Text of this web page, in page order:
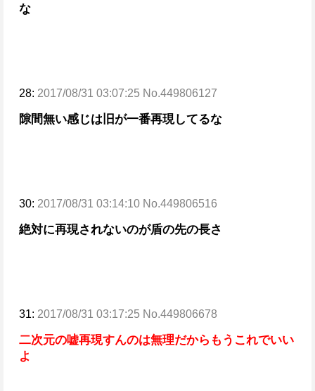
な
28: 2017/08/31 03:07:25 No.449806127
隙間無い感じは旧が一番再現してるな
30: 2017/08/31 03:14:10 No.449806516
絶対に再現されないのが盾の先の長さ
31: 2017/08/31 03:17:25 No.449806678
二次元の嘘再現すんのは無理だからもうこれでいい
よ